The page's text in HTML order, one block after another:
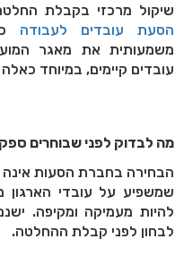
שיקול מרכזי בקבלת
הסעת עובדים לעבודה
משמעותית את מאגר
עובדים קיימים, במיוחד
מה לבדוק לפני שבוחרים ספק
הבחירה בחברת הסעות
שמשפיע על עובדי הארגון
להיות מעמיקה ומקיפה.
לבחון לפני קבלת ההחלטה.